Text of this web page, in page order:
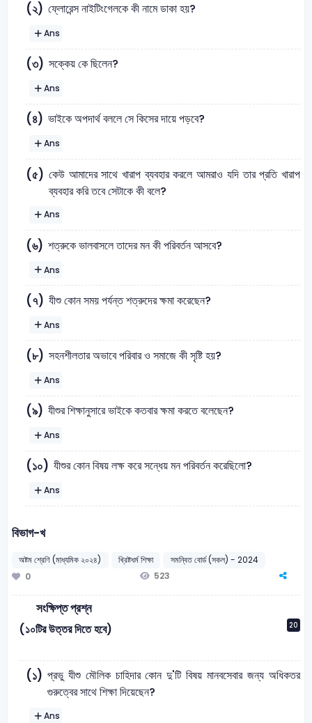
(২) ফ্লোরেন্স নাইটিংগেলকে কী নামে ডাকা হয়?
Ans
(৩) সক্কেয় কে ছিলেন?
Ans
(৪) ভাইকে অপদার্থ বললে সে কিসের দায়ে পড়বে?
Ans
(৫) কেউ আমাদের সাথে খারাপ ব্যবহার করলে আমরাও যদি তার প্রতি খারাপ
ব্যবহার করি তবে সেটাকে কী বলে?
Ans
(৬) শত্রুকে ভালবাসলে তাদের মন কী পরিবর্তন আসবে?
Ans
(৭) যীশু কোন সময় পর্যন্ত শত্রুদের ক্ষমা করেছেন?
Ans
(৮) সহনশীলতার অভাবে পরিবার ও সমাজে কী সৃষ্টি হয়?
Ans
(৯) যীশুর শিক্ষানুসারে ভাইকে কতবার ক্ষমা করতে বলেছেন?
Ans
(১০) যীশুর কোন বিষয় লক্ষ করে সন্ধেয় মন পরিবর্তন করেছিলো?
Ans
বিভাগ-খ
অষ্টম শ্রেণি (মাধ্যমিক ২০২৪) খ্রিষ্টধর্ম শিক্ষা
সমন্বিত বোর্ড (সকল) - 2024
0
523
সংক্ষিপ্ত প্রশ্ন
(১০টির উত্তর দিতে হবে)
20
(১) প্রভু যীশু মৌলিক চাহিদার কোন দু'টি বিষয় মানবসেবার জন্য অধিকতর
গুরুত্বের সাথে শিক্ষা দিয়েছেন?
Ans